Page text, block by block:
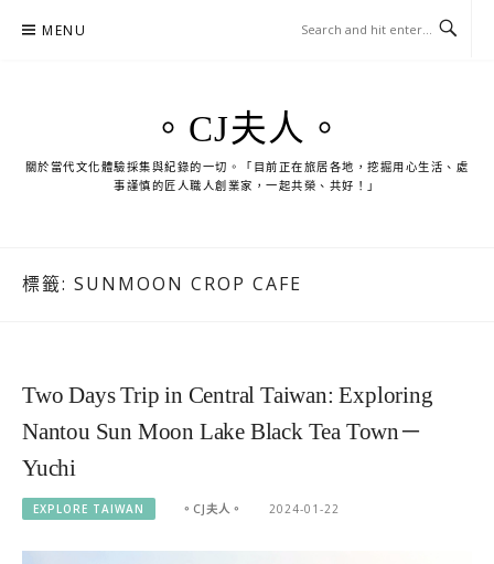
MENU
。CJ夫人。
關於當代文化體驗採集與紀錄的一切。「目前正在旅居各地，挖掘用心生活、處
事謹慎的匠人職人創業家，一起共榮、共好！」
標籤: SUNMOON CROP CAFE
Two Days Trip in Central Taiwan: Exploring
Nantou Sun Moon Lake Black Tea Town－
Yuchi
EXPLORE TAIWAN 。CJ夫人。 2024-01-22